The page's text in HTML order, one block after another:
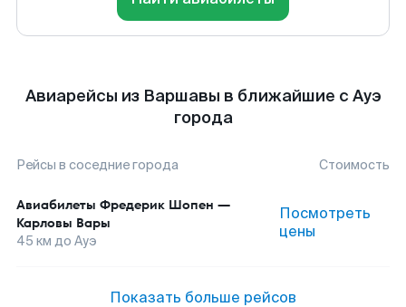
Авиарейсы из Варшавы в ближайшие с Ауэ
города
Рейсы в соседние города Стоимость
Авиабилеты Фредерик Шопен —
Карловы Вары
45 км до Ауэ
Посмотреть
цены
Показать больше рейсов